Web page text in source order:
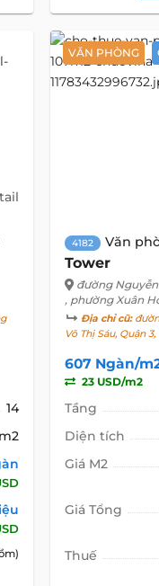
14
VĂN PHÒNG
4182 Văn
Tower
đường
, phường Xuân
Địa chỉ cũ:
Võ Thị Sáu, Quận
607 Ngàn/
23 USD/m2
Tầng
Diện tích
Giá M2
Giá Tổng
Thuế